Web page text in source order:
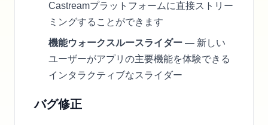
Castreamプラットフォームに直接ストリー
ミングすることができます
機能ウォークスルースライダー — 新しい
ユーザーがアプリの主要機能を体験できる
インタラクティブなスライダー
バグ修正